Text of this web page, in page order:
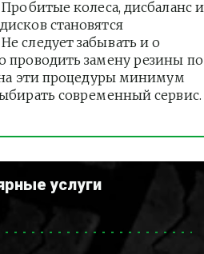
колеса, дисбаланс и
становятся
следует забывать и о
проводить замену резины по
эти процедуры минимум
современный сервис.
услуги